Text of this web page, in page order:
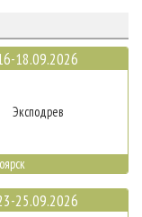
18.09.2026
Эксподрев
25.09.2026